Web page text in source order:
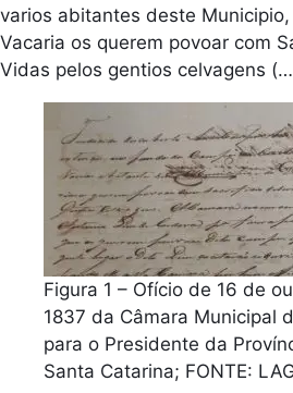
varios abitantes deste
Vacaria os querem povoar com
Vidas pelos gentios celvagens
Figura 1 – Ofício de 16 de
1837 da Câmara Municipal
para o Presidente da
Santa Catarina; FONTE: